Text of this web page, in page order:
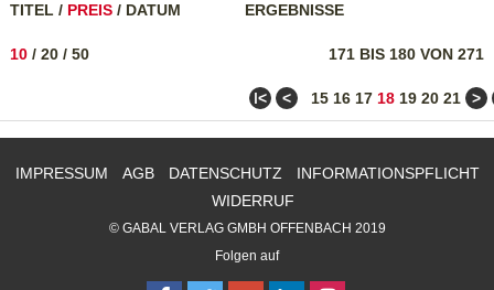
TITEL / PREIS / DATUM ERGEBNISSE
171 BIS 180 VON 271
10 / 20 / 50
ǀ< < 15 16 17 18 19 20 21 >
IMPRESSUM AGB DATENSCHUTZ
INFORMATIONSPFLICHT
WIDERRUF
© GABAL VERLAG GMBH OFFENBACH 2019
Folgen auf